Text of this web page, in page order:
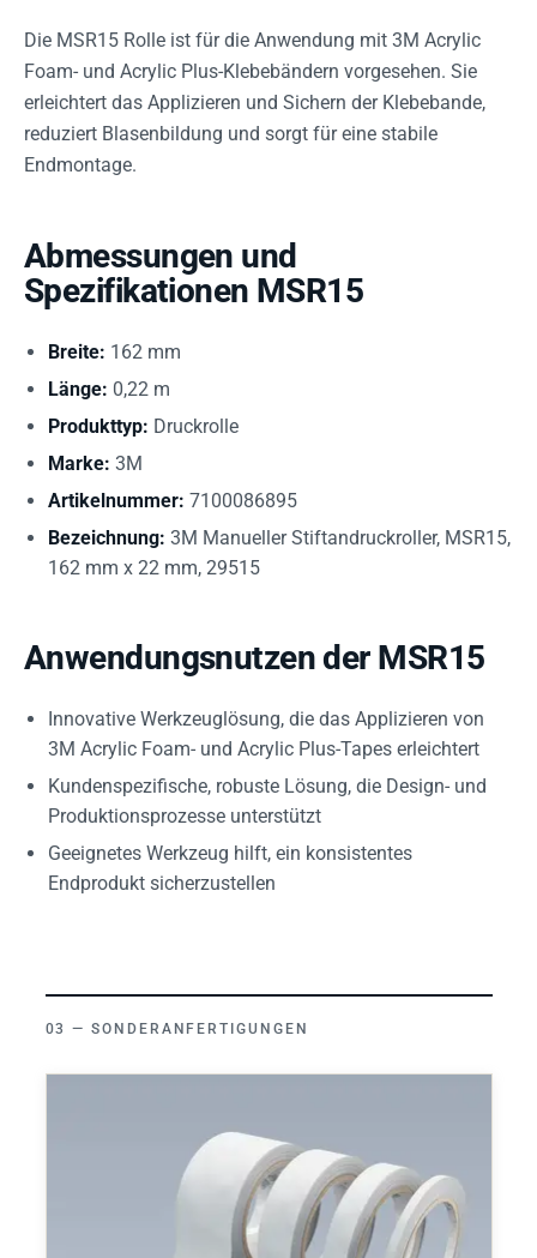
Die MSR15 Rolle ist für die Anwendung mit 3M Acrylic
Foam- und Acrylic Plus-Klebebändern vorgesehen. Sie
erleichtert das Applizieren und Sichern der Klebebande,
reduziert Blasenbildung und sorgt für eine stabile
Endmontage.
Abmessungen und
Spezifikationen MSR15
Breite: 162 mm
Länge: 0,22 m
Produkttyp: Druckrolle
Marke: 3M
Artikelnummer: 7100086895
Bezeichnung: 3M Manueller Stiftandruckroller, MSR15,
162 mm x 22 mm, 29515
Anwendungsnutzen der MSR15
Innovative Werkzeuglösung, die das Applizieren von
3M Acrylic Foam- und Acrylic Plus-Tapes erleichtert
Kundenspezifische, robuste Lösung, die Design- und
Produktionsprozesse unterstützt
Geeignetes Werkzeug hilft, ein konsistentes
Endprodukt sicherzustellen
SONDERANFERTIGUNGEN